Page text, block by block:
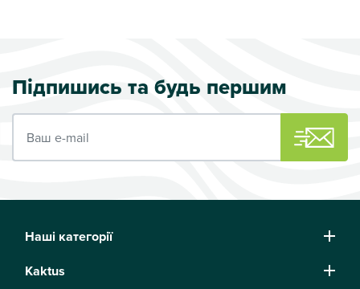
Підпишись та будь першим
Наші категорії
Kaktus